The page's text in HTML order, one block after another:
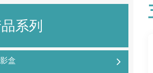
系列
盒